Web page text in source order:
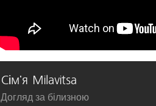
Сім'я Milavitsa
Догляд за білизною